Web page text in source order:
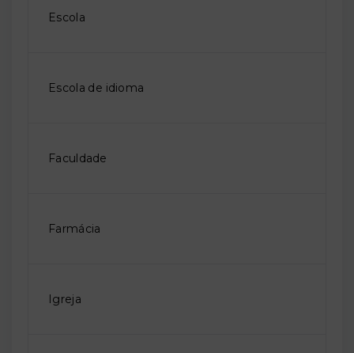
Escola
Escola de idioma
Faculdade
Farmácia
Igreja